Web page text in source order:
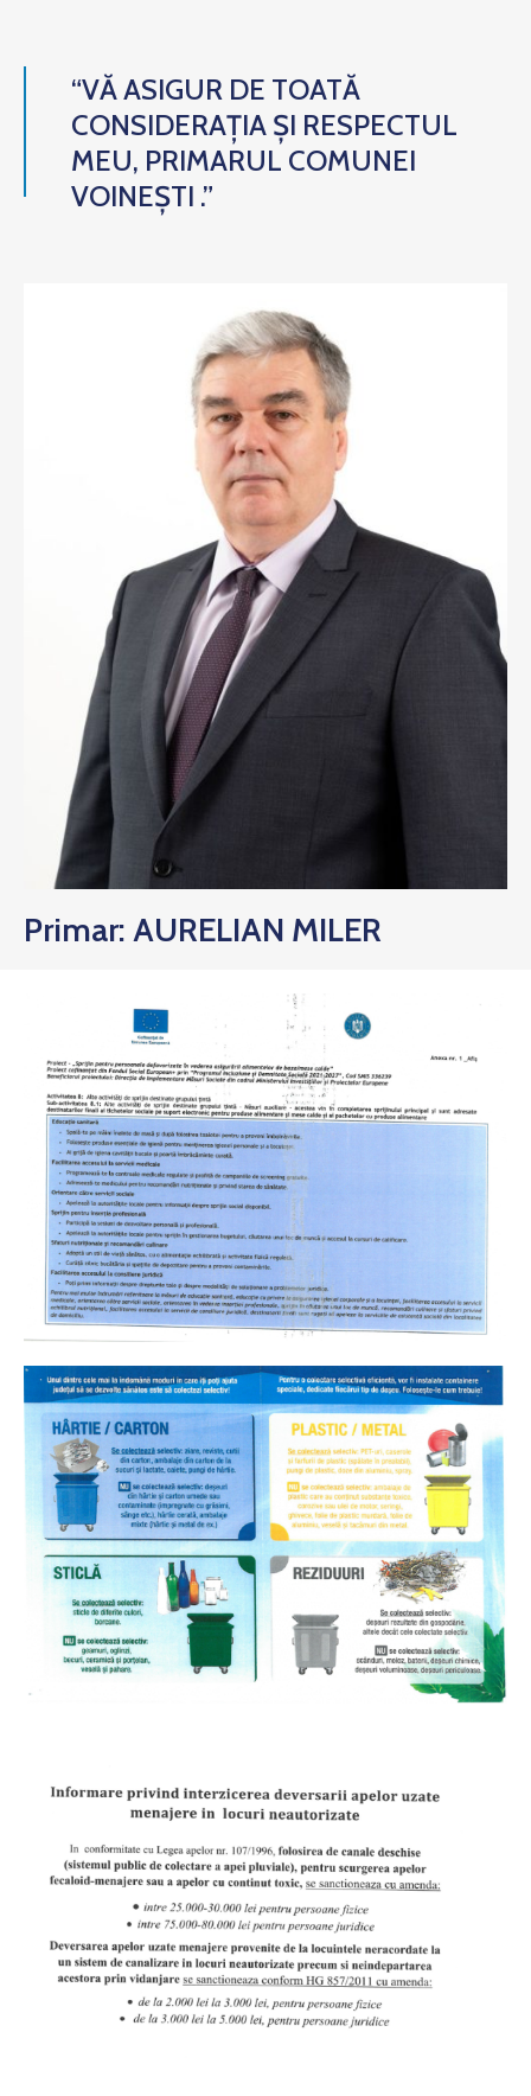
“VĂ ASIGUR DE TOATĂ
CONSIDERAȚIA ȘI RESPECTUL
MEU, PRIMARUL COMUNEI
VOINEȘTI .”
Primar: AURELIAN MILER